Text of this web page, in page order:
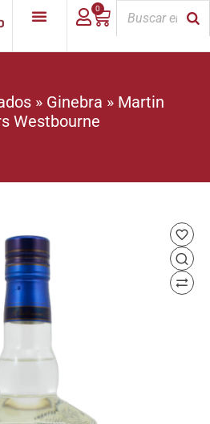
0
» Ginebra » Martin
Westbourne